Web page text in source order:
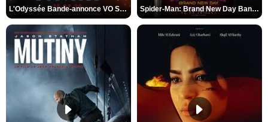
L'Odyssée Bande-annonce VO STFR Spider-Man: Brand New Day Bande-annonce VO STFR